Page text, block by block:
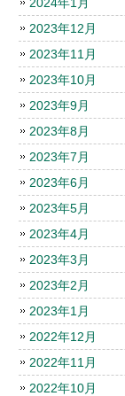
2023年12月
2023年11月
2023年10月
2023年9月
2023年8月
2023年7月
2023年6月
2023年5月
2023年4月
2023年3月
2023年2月
2023年1月
2022年12月
2022年11月
2022年10月